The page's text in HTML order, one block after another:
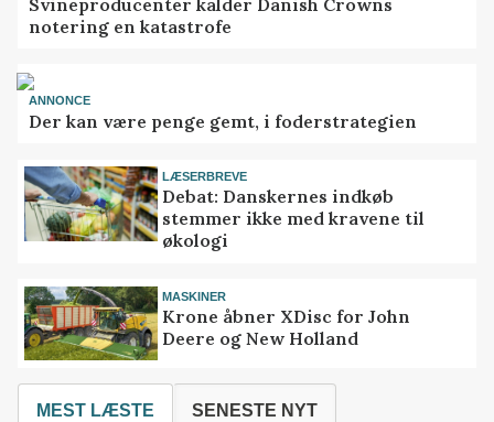
notering en katastrofe
ANNONCE
Der kan være penge gemt, i foderstrategien
LÆSERBREVE
Debat: Danskernes indkøb
stemmer ikke med kravene til
økologi
MASKINER
Krone åbner XDisc for John
Deere og New Holland
MEST LÆSTE SENESTE NYT